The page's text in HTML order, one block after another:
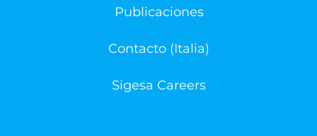
Publicaciones
Contacto (Italia)
Sigesa Careers